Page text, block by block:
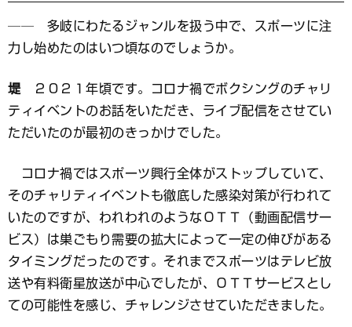
── 多岐にわたるジャンルを扱う中で、スポーツに注
力し始めたのはいつ頃なのでしょうか。
堤 ２０２１年頃です。コロナ禍でボクシングのチャリ
ティイベントのお話をいただき、ライブ配信をさせてい
ただいたのが最初のきっかけでした。
コロナ禍ではスポーツ興行全体がストップしていて、
そのチャリティイベントも徹底した感染対策が行われて
いたのですが、われわれのようなＯＴＴ（動画配信サー
ビス）は巣ごもり需要の拡大によって一定の伸びがある
タイミングだったのです。それまでスポーツはテレビ放
送や有料衛星放送が中心でしたが、ＯＴＴサービスとし
ての可能性を感じ、チャレンジさせていただきました。